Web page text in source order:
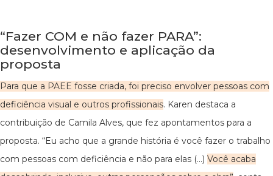
“Fazer COM e não fazer PARA”:
desenvolvimento e aplicação da
proposta
Para que a PAEE fosse criada, foi preciso envolver pessoas com
deficiência visual e outros profissionais. Karen destaca a
contribuição de Camila Alves, que fez apontamentos para a
proposta. “Eu acho que a grande história é você fazer o trabalho
com pessoas com deficiência e não para elas (...) Você acaba